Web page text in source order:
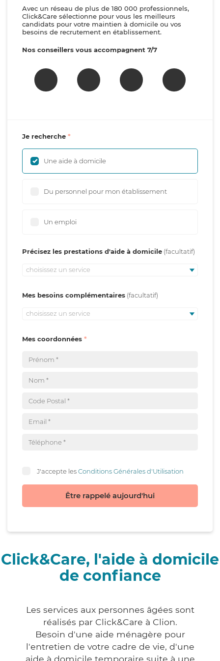
Avec un réseau de plus de 180 000 professionnels,
Click&Care sélectionne pour vous les meilleurs
candidats pour votre maintien à domicile ou vos
besoins de recrutement en établissement.
Nos conseillers vous accompagnent 7/7
Je recherche
Une aide à domicile
Du personnel pour mon établissement
Un emploi
Précisez les prestations d'aide à domicile
choisissez un service
Mes besoins complémentaires
choisissez un service
Mes coordonnées
J'accepte lesConditions Générales d'Utilisation
Être rappelé aujourd'hui
Click&Care, l'aide à domicile
de confiance
Les services aux personnes âgées sont
réalisés par Click&Care à Clion.
Besoin d'une aide ménagère pour
l'entretien de votre cadre de vie, d'une